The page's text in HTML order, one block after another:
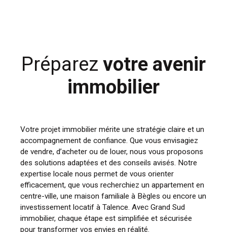
Préparez votre avenir
immobilier
Votre projet immobilier mérite une stratégie claire et un
accompagnement de confiance. Que vous envisagiez
de vendre, d’acheter ou de louer, nous vous proposons
des solutions adaptées et des conseils avisés. Notre
expertise locale nous permet de vous orienter
efficacement, que vous recherchiez un appartement en
centre-ville, une maison familiale à Bègles ou encore un
investissement locatif à Talence. Avec Grand Sud
immobilier, chaque étape est simplifiée et sécurisée
pour transformer vos envies en réalité.